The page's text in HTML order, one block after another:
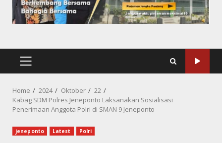
PRIMARY
Home 2024 Oktober
22
Kabag SDM Polres Jeneponto Laksanakan Sosialisasi
Penerimaan Anggota Polri di SMAN 9 Jeneponto
jeneponto Latest Polri